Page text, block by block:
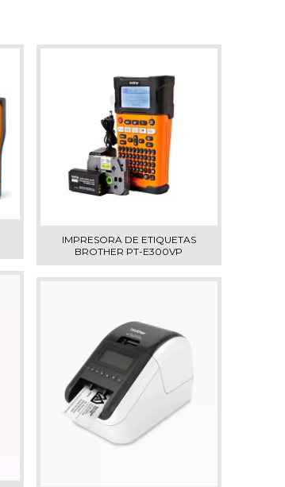
IMPRESORA DE ETIQUETAS
BROTHER PT-E300VP